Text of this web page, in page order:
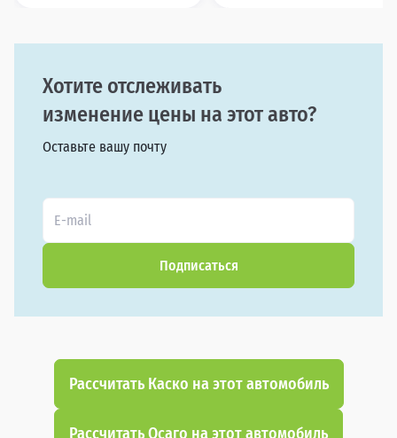
Хотите отслеживать
изменение цены на этот авто?
Оставьте вашу почту
Подписаться
Рассчитать Каско на этот автомобиль
Рассчитать Осаго на этот автомобиль